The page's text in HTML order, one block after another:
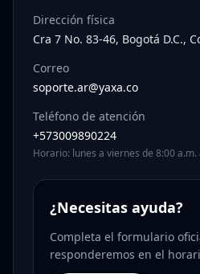
Dirección física
Cra 7 No. 83-46, Bogotá D.C.,
Correo
soporte.ar@yaxa.co
Teléfono de atención
+573009890224
Horario: lunes a viernes de 8:00 a.m.
¿Necesitas ayuda?
Completa el formulario
responderemos en el